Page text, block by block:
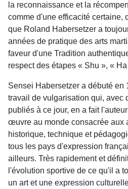
la reconnaissance et la
comme d'une efficacité certaine,
que Roland Habersetzer a
années de pratique des arts
faveur d'une Tradition
respect des étapes « Shu », «
Sensei Habersetzer a débuté en
travail de vulgarisation qui, avec
publiés à ce jour, en a fait
œuvre au monde consacrée aux
historique, technique et
tous les pays d'expression
ailleurs. Très rapidement et
l'évolution sportive de ce qu'il a
un art et une expression